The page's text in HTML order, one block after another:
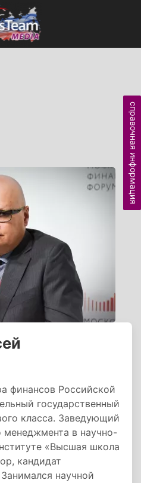
финансов Российской
государственный
класса. Заведующий
менеджмента в научно-
«Высшая школа
кандидат
научной
справочная информация